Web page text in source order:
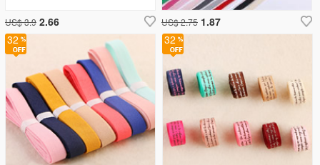
32
US$ 3.9 2.66 US$ 2.75 1.87
32